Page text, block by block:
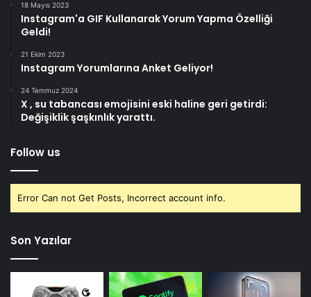
18 Mayıs 2023
Instagram'a GIF Kullanarak Yorum Yapma Özelliği
Geldi!
21 Ekim 2023
Instagram Yorumlarına Anket Geliyor!
24 Temmuz 2024
X , su tabancası emojisini eski haline geri getirdi:
Değişiklik şaşkınlık yarattı.
Follow us
Error Can not Get Posts, Incorrect account info.
Son Yazılar